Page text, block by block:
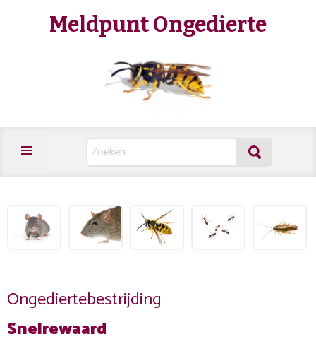
Meldpunt Ongedierte
Ongediertebestrijding
Snelrewaard